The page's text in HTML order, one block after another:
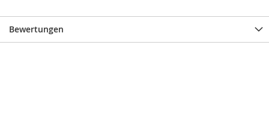
Bewertungen